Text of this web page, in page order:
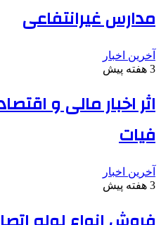
مدارس غیرانتفاعی
آخرین اخبار
3 هفته پیش
اثر اخبار مالی و
فیات
آخرین اخبار
3 هفته پیش